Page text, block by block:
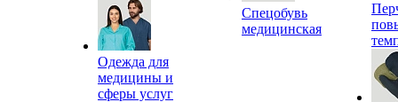
Одежда для
медицины и
сферы услуг
Спецобувь
медицинская